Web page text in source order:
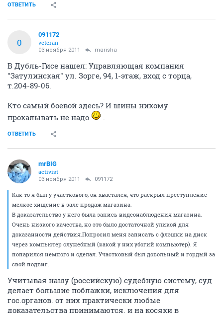
ОТВЕТИТЬ
0
091172
veteran
03 ноября 2011 marisha
В Дубль-Гисе нашел: Управляющая компания
"Затулинская" ул. Зорге, 94, 1-этаж, вход с торца,
т.204-89-06.
Кто самый боевой здесь? И шины никому
прокалывать не надо
.
ОТВЕТИТЬ
mrBIG
activist
03 ноября 2011 091172
Как то я был у участкового, он хвастался, что раскрыл преступление -
мелкое хищение в зале продаж магазина.
В доказательство у него была запись видеонаблюдения магазина.
Очень низкого качества, но это было достаточной уликой для
доказанности действия.Попросил меня записать с флэшки на диск
через компьютер служебный (какой у них убогий компьютер). Я
попарился немного и сделал. Участковый был довольный и гордый за
свой подвиг.
Учитывая нашу (российскую) судебную систему, суд
делает большие поблажки, исключения для
гос.органов. от них практически любые
доказательства принимаются. и на косяки в